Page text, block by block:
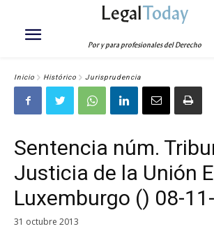
LegalToday
Por y para profesionales del Derecho
Inicio Histórico Jurisprudencia
Sentencia núm.
Justicia de la Unión
Luxemburgo () 08-
31 octubre 2013